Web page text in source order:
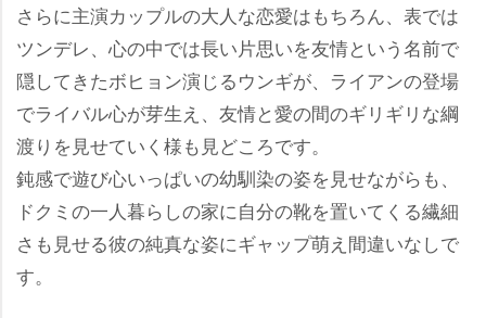
さらに主演カップルの大人な恋愛はもちろん、表では
ツンデレ、心の中では長い片思いを友情という名前で
隠してきたボヒョン演じるウンギが、ライアンの登場
でライバル心が芽生え、友情と愛の間のギリギリな綱
渡りを見せていく様も見どころです。
鈍感で遊び心いっぱいの幼馴染の姿を見せながらも、
ドクミの一人暮らしの家に自分の靴を置いてくる繊細
さも見せる彼の純真な姿にギャップ萌え間違いなしで
す。